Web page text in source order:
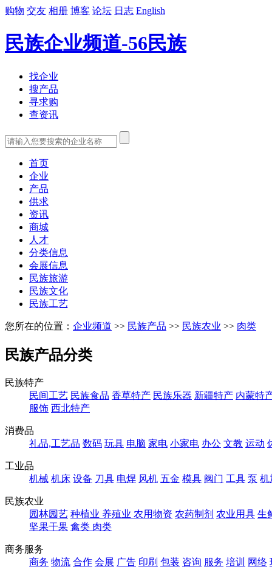
购物 交友 相册 博客 论坛 日志 English
民族企业频道-56民族
找企业
搜产品
寻求购
查资讯
首页
企业
产品
供求
资讯
商城
人才
分类信息
会展信息
民族旅游
民族文化
民族工艺
您所在的位置： 企业频道 >> 民族产品 >> 民族农业 >> 肉类
民族产品分类
民族特产
民间工艺 民族食品 香草特产 民族乐器 新疆特产 内蒙特
服饰 西北特产
消费品
礼品,工艺品 数码 玩具 电脑 家电 小家电 办公 文教 运动
工业品
机械 机床 设备 刀具 电焊 风机 五金 模具 阀门 工具 泵 机
民族农业
园林园艺 种植业 养殖业 农用物资 农药制剂 农业用具 生
坚果干果 禽类 肉类
商务服务
商务 物流 合作 会展 广告 印刷 包装 咨询 服务 培训 网络